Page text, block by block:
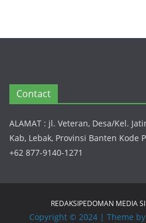
Contact
ALAMAT : jl. Veteran, Desa/Kel.
Kab, Lebak, Provinsi Banten Kode
+62 877-9140-1271
REDAKSIPEDOMAN MEDIA
Copyright © 2024 | Theme